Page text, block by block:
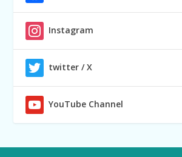
Instagram
twitter / X
YouTube Channel